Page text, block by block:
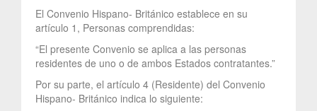
El Convenio Hispano- Británico establece en su
artículo 1, Personas comprendidas:
“El presente Convenio se aplica a las personas
residentes de uno o de ambos Estados contratantes.”
Por su parte, el artículo 4 (Residente) del Convenio
Hispano- Británico indica lo siguiente: